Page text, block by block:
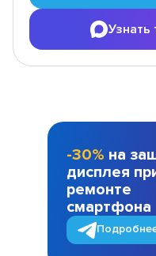
Узнать
-30% на
дисплея
ремонте
смартфона